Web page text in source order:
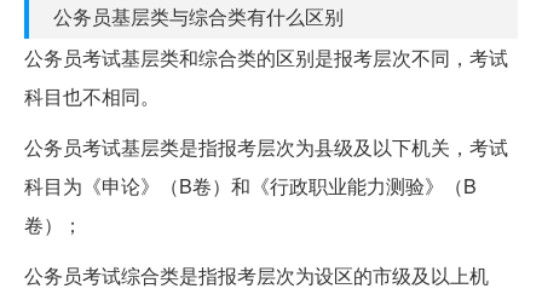
公务员基层类与综合类有什么区别
公务员考试基层类和综合类的区别是报考层次不同，考试
科目也不相同。
公务员考试基层类是指报考层次为县级及以下机关，考试
科目为《申论》（B卷）和《行政职业能力测验》（B
卷）；
公务员考试综合类是指报考层次为设区的市级及以上机